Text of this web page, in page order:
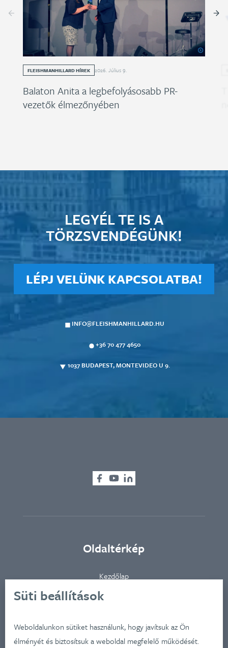
Süti beállítások
Weboldalunkon sütiket használunk, hogy javítsuk az Ön
élményét és biztosítsuk a weboldal megfelelő működését.
FLEISHMANHILLARD HÍREK 2026. Július9.
Balaton Anita a legbefolyásosabb PR-
vezetők élmezőnyében
LEGYÉL TE IS A
TÖRZSVENDÉGÜNK!
LÉPJ VELÜNK KAPCSOLATBA!
INFO@FLEISHMANHILLARD.HU
+36 70 477 4650
1037 BUDAPEST, MONTEVIDEO U 9.
Oldaltérkép
Kezdőlap
Ügynökségünkről
Iparágak
Szolgátatásaink